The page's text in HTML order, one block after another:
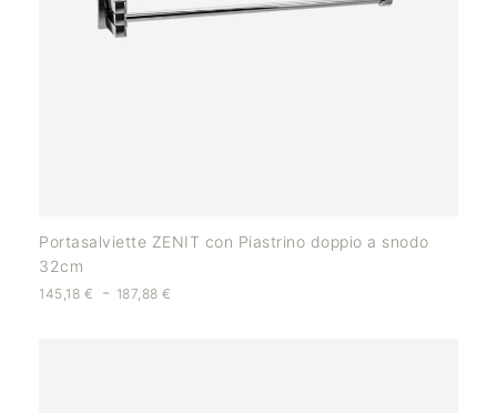
Portasalviette ZENIT con Piastrino doppio a snodo
32cm
145,18 € - 187,88€